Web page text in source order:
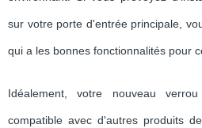
sur votre porte d'entrée principale,
qui a les bonnes fonctionnalités pour
Idéalement, votre nouveau
compatible avec d'autres produits